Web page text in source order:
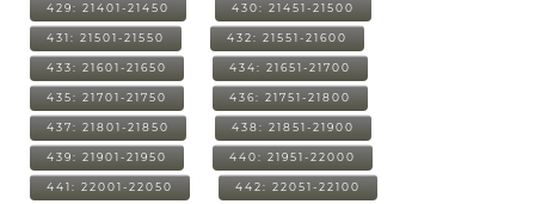
429: 21401-21450 430: 21451-21500
431: 21501-21550 432: 21551-21600
433: 21601-21650 434: 21651-21700
435: 21701-21750 436: 21751-21800
437: 21801-21850 438: 21851-21900
439: 21901-21950 440: 21951-22000
441: 22001-22050 442: 22051-22100